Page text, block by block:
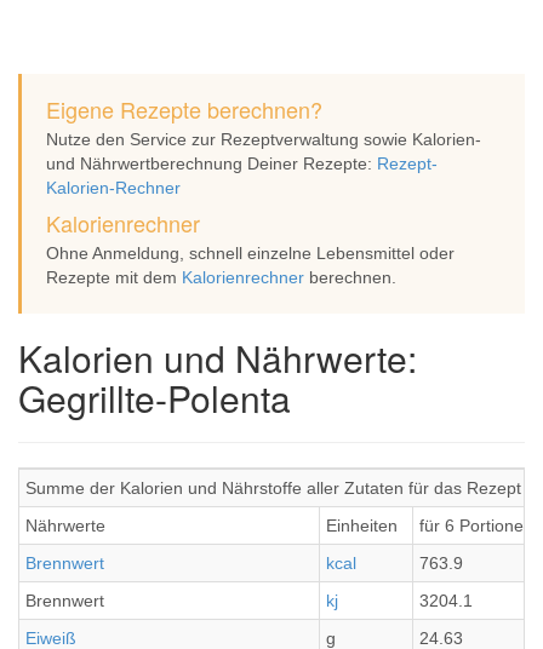
Eigene Rezepte berechnen?
Nutze den Service zur Rezeptverwaltung sowie Kalorien-
und Nährwertberechnung Deiner Rezepte: Rezept-
Kalorien-Rechner
Kalorienrechner
Ohne Anmeldung, schnell einzelne Lebensmittel oder
Rezepte mit dem Kalorienrechner berechnen.
Kalorien und Nährwerte:
Gegrillte-Polenta
Summe der Kalorien und Nährstoffe aller Zutaten für das Rezept
Nährwerte
Einheiten
für 6 Portionen
Brennwert
kcal
763.9
Brennwert
kj
3204.1
Eiweiß
g
24.63